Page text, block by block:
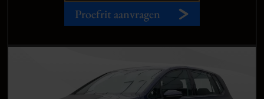
Proefrit aanvragen